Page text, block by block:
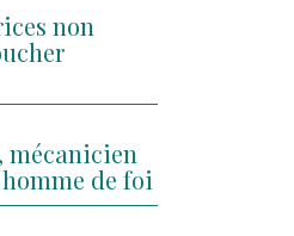
non
mécanicien
de foi